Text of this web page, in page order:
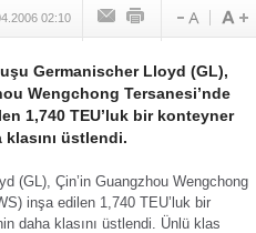
02:10
Germanischer Lloyd (GL),
Wengchong Tersanesi’nde
1,740 TEU’luk bir konteyner
üstlendi.
(GL), Çin’in Guangzhou Wengchong
inşa edilen 1,740 TEU’luk bir
daha klasını üstlendi. Ünlü klas